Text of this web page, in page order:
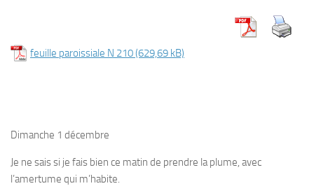
feuille paroissiale N 210
Dimanche 1 décembre
Je ne sais si je fais bien ce matin de prendre la plume, avec
l’amertume qui m’habite.